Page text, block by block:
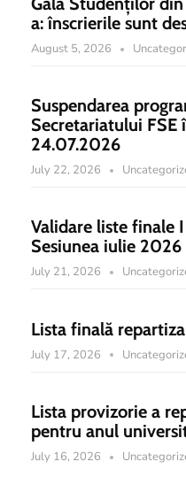
a: înscrierile sunt
August 5, 2026
Suspendarea
Secretariatului FSE
24.07.2026
July 22, 2026
Validare liste finale
Sesiunea iulie 2026
July 21, 2026
Lista finală
July 17, 2026
Lista provizorie a
pentru anul
July 16, 2026